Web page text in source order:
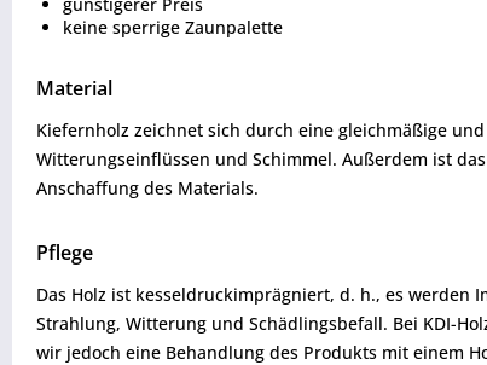
keine sperrige Zaunpalette
Material
Kiefernholz zeichnet sich durch eine gleichmäßige
Witterungseinflüssen und Schimmel. Außerdem ist
Anschaffung des Materials.
Pflege
Das Holz ist kesseldruckimprägniert, d. h., es werden
Strahlung, Witterung und Schädlingsbefall. Bei KDI-
wir jedoch eine Behandlung des Produkts mit einem